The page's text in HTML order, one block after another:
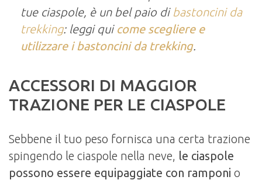
tue ciaspole, è un bel paio di bastoncini da
trekking: leggi qui come scegliere e
utilizzare i bastoncini da trekking.
ACCESSORI DI MAGGIOR
TRAZIONE PER LE CIASPOLE
Sebbene il tuo peso fornisca una certa trazione
spingendo le ciaspole nella neve, le ciaspole
possono essere equipaggiate con ramponi o